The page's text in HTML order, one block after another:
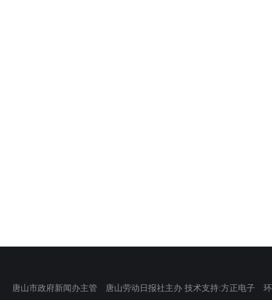
唐山市政府新闻办主管 唐山劳动日报社主办 技术支持:方正电子